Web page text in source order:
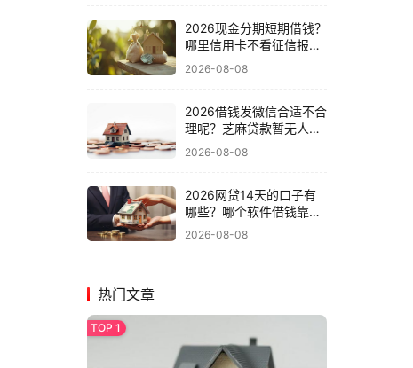
2026现金分期短期借钱？
哪里信用卡不看征信报告
年深度解读！深挖这五个
2026-08-08
2026借钱发微信合适不合
理呢？芝麻贷款暂无人接
单年好申请的有相当多可
子！
2026-08-08
2026网贷14天的口子有
哪些？哪个软件借钱靠谱
年速抢名额！今日整理5
2026-08-08
热门文章